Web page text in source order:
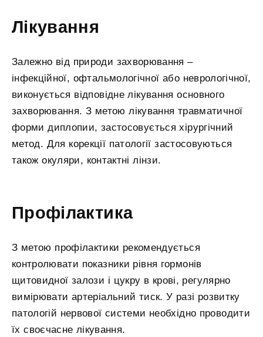
Лікування
Залежно від природи захворювання –
інфекційної, офтальмологічної або неврологічної,
виконується відповідне лікування основного
захворювання. З метою лікування травматичної
форми диплопии, застосовується хірургічний
метод. Для корекції патології застосовуються
також окуляри, контактні лінзи.
Профілактика
З метою профілактики рекомендується
контролювати показники рівня гормонів
щитовидної залози і цукру в крові, регулярно
вимірювати артеріальний тиск. У разі розвитку
патологій нервової системи необхідно проводити
їх своєчасне лікування.